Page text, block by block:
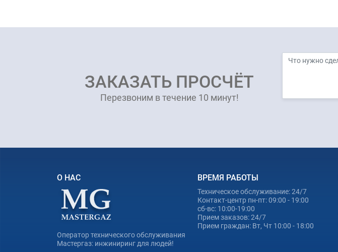
ЗАКАЗАТЬ ПРОСЧЁТ
Перезвоним в течение 10 минут!
О НАС
Оператор технического обслуживания
Мастергаз: инжиниринг для людей!
ВРЕМЯ РАБОТЫ
Техническое обслуживание: 24/7
Контакт-центр пн-пт: 09:00 - 19:00
сб-вс: 10:00-19:00
Прием заказов: 24/7
Прием граждан: Вт, Чт 10:00 - 18:00